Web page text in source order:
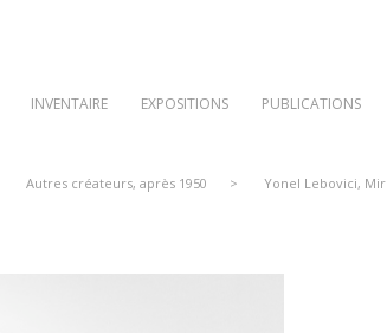
INVENTAIRE EXPOSITIONS PUBLICATIONS
Autres créateurs, après 1950 > Yonel Lebovici,